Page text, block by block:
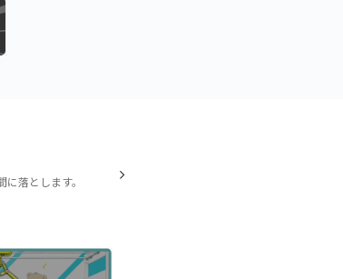
落とします。